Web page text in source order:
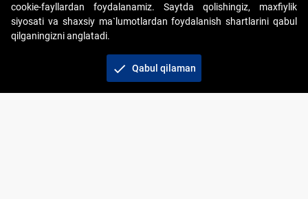
Copyright © 2017-2026. "Elektron onlayn-auksionlarni
tashkil etish" AJ. Barcha huquqlar himoyalangan
cookie-fayllardan foydalanamiz. Saytda qolishingiz, maxfiylik
siyosati va shaxsiy ma`lumotlardan foydalanish shartlarini qabul
qilganingizni anglatadi.
check Qabul qilaman